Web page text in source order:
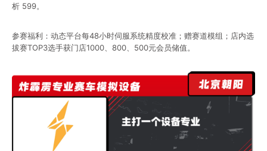
析 599。
参赛福利：动态平台每48小时伺服系统精度校准；赠赛道模组；店内选
拔赛TOP3选手获门店1000、800、500元会员储值。